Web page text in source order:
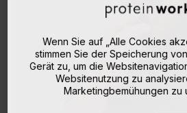
Wenn Sie auf „Alle Cookies
stimmen Sie der Speicherung
Gerät zu, um die
Websitenutzung zu
Marketingbemühungen zu